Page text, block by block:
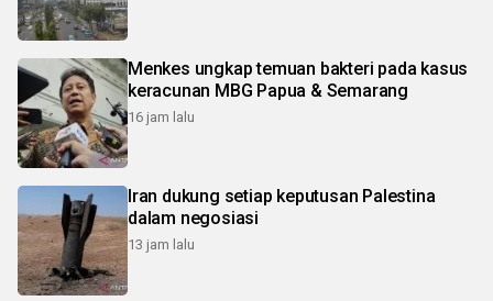
Menkes ungkap temuan bakteri pada kasus
keracunan MBG Papua & Semarang
16 jam lalu
Iran dukung setiap keputusan Palestina
dalam negosiasi
13 jam lalu